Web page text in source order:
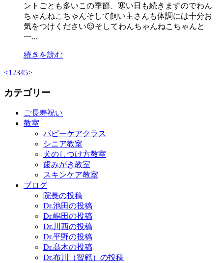
ントごとも多いこの季節、寒い日も続きますのでわん
ちゃんねこちゃんそして飼い主さんも体調には十分お
気をつけください😌そしてわんちゃんねこちゃんと
一...
続きを読む
<1 2345>
カテゴリー
ご長寿祝い
教室
パピーケアクラス
シニア教室
犬のしつけ方教室
歯みがき教室
スキンケア教室
ブログ
院長の投稿
Dr.池田の投稿
Dr.嶋田の投稿
Dr.川西の投稿
Dr.平野の投稿
Dr.髙木の投稿
Dr.布川（智範）の投稿